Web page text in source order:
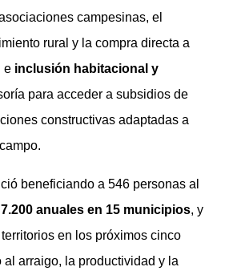
campesinas, el
rural y la compra directa a
e inclusión habitacional y
para acceder a subsidios de
constructivas adaptadas a
beneficiando a 546 personas al
7.200 anuales en 15 municipios, y
en los próximos cinco
arraigo, la productividad y la